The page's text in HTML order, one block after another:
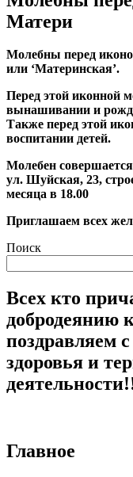
Матери
Молебны перед
или ‘Материнская’.
Перед этой иконной
вынашивании и
Также перед этой
воспитании детей.
Молебен
ул. Шуйская, 23,
месяца в 18.00
Приглашаем всех
Поиск
Всех кто
добродеянию
поздравляем
здоровья и
Главное